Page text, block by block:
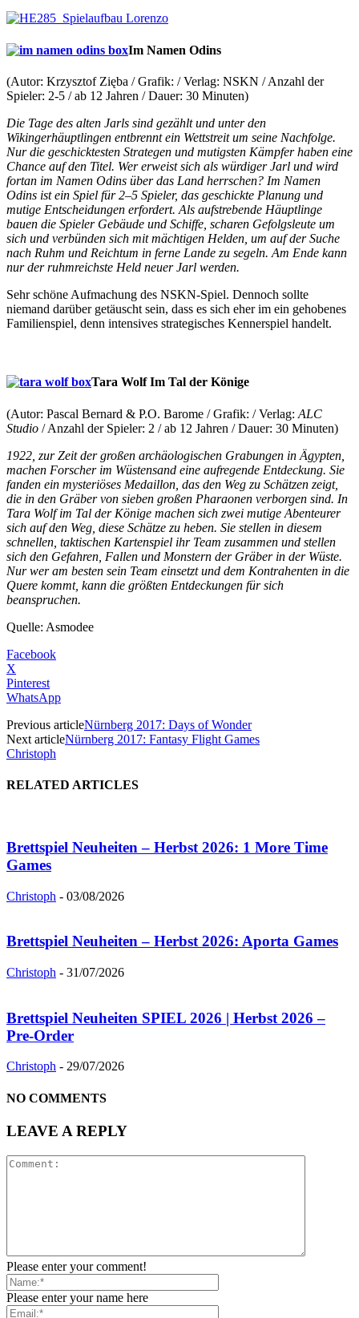
Im Namen Odins
(Autor: Krzysztof Zięba / Grafik: / Verlag: NSKN / Anzahl der
Spieler: 2-5 / ab 12 Jahren / Dauer: 30 Minuten)
Die Tage des alten Jarls sind gezählt und unter den
Wikingerhäuptlingen entbrennt ein Wettstreit um seine Nachfolge.
Nur die geschicktesten Strategen und mutigsten Kämpfer haben eine
Chance auf den Titel. Wer erweist sich als würdiger Jarl und wird
fortan im Namen Odins über das Land herrschen? Im Namen
Odins ist ein Spiel für 2–5 Spieler, das geschickte Planung und
mutige Entscheidungen erfordert. Als aufstrebende Häuptlinge
bauen die Spieler Gebäude und Schiffe, scharen Gefolgsleute um
sich und verbünden sich mit mächtigen Helden, um auf der Suche
nach Ruhm und Reichtum in ferne Lande zu segeln. Am Ende kann
nur der ruhmreichste Held neuer Jarl werden.
Sehr schöne Aufmachung des NSKN-Spiel. Dennoch sollte
niemand darüber getäuscht sein, dass es sich eher im ein gehobenes
Familienspiel, denn intensives strategisches Kennerspiel handelt.
Tara Wolf Im Tal der Könige
(Autor: Pascal Bernard & P.O. Barome / Grafik: / Verlag: ALC
Studio / Anzahl der Spieler: 2 / ab 12 Jahren / Dauer: 30 Minuten)
1922, zur Zeit der großen archäologischen Grabungen in Ägypten,
machen Forscher im Wüstensand eine aufregende Entdeckung. Sie
fanden ein mysteriöses Medaillon, das den Weg zu Schätzen zeigt,
die in den Gräber von sieben großen Pharaonen verborgen sind. In
Tara Wolf im Tal der Könige machen sich zwei mutige Abenteurer
sich auf den Weg, diese Schätze zu heben. Sie stellen in diesem
schnellen, taktischen Kartenspiel ihr Team zusammen und stellen
sich den Gefahren, Fallen und Monstern der Gräber in der Wüste.
Nur wer am besten sein Team einsetzt und dem Kontrahenten in die
Quere kommt, kann die größten Entdeckungen für sich
beanspruchen.
Quelle: Asmodee
Facebook
X
Pinterest
WhatsApp
Previous articleNürnberg 2017: Days of Wonder
Next articleNürnberg 2017: Fantasy Flight Games
Christoph
RELATED ARTICLES
Brettspiel Neuheiten – Herbst 2026: 1 More Time
Games
Christoph - 03/08/2026
Brettspiel Neuheiten – Herbst 2026: Aporta Games
Christoph - 31/07/2026
Brettspiel Neuheiten SPIEL 2026 | Herbst 2026 –
Pre-Order
Christoph - 29/07/2026
NO COMMENTS
LEAVE A REPLY
Please enter your comment!
Please enter your name here